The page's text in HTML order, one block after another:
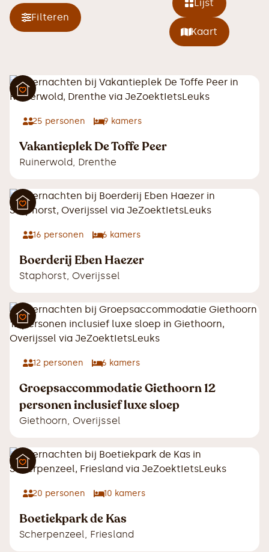
Filteren
Lijst
Kaart
25 personen 9 kamers
Vakantieplek De Toffe Peer
Ruinerwold, Drenthe
16 personen 6 kamers
Boerderij Eben Haezer
Staphorst, Overijssel
12 personen 6 kamers
Groepsaccommodatie Giethoorn 12
personen inclusief luxe sloep
Giethoorn, Overijssel
20 personen 10 kamers
Boetiekpark de Kas
Scherpenzeel, Friesland